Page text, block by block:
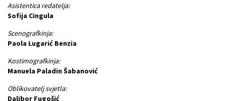
Asistentica redatelja:
Sofija Cingula
Scenografkinja:
Paola Lugarić Benzia
Kostimografkinja:
Manuela Paladin Šabanović
Oblikovatelj svjetla:
Dalibor Fugošić